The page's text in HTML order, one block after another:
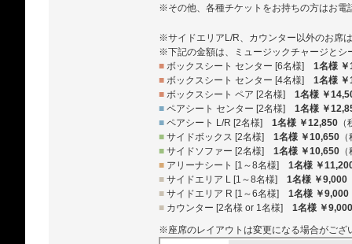
※その他、各種チケットをお持ちの方はお電
※サイドエリアL/R、カウンター以外のお席
※下記の金額は、ミュージックチャージとシ
■ ボックスシート センター [6名様] 1名様
■ ボックスシート センター [4名様] 1名様
■ ボックスシート ペア [2名様] 1名様 ￥
■ ペアシート センター [2名様] 1名様 ￥
■ ペアシート L/R [2名様] 1名様 ￥12,850
■ サイドボックス [2名様] 1名様 ￥10,650
■ サイドソファー [2名様] 1名様 ￥10,650
■ アリーナシート [1～8名様] 1名様 ￥
■ サイドエリア L [1～8名様] 1名様 ￥9,000
■ サイドエリア R [1～6名様] 1名様 ￥9,000
■ カウンター [2名様 or 1名様] 1名様 ￥9,000
※座席のレイアウトは変更になる場合がござ